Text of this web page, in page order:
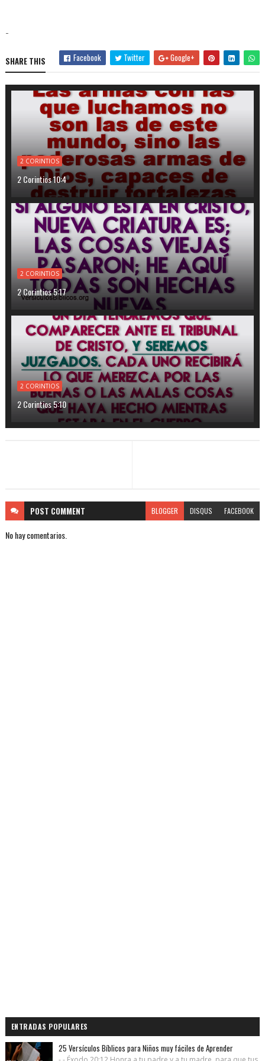
-
SHARE THIS Facebook Twitter Google+
2 CORINTIOS
2 Corintios 10:4
2 CORINTIOS
2 Corintios 5:17
2 CORINTIOS
2 Corintios 5:10
POST COMMENT BLOGGER DISQUS FACEBOOK
No hay comentarios.
ENTRADAS POPULARES
25 Versículos Bíblicos para Niños muy fáciles de Aprender